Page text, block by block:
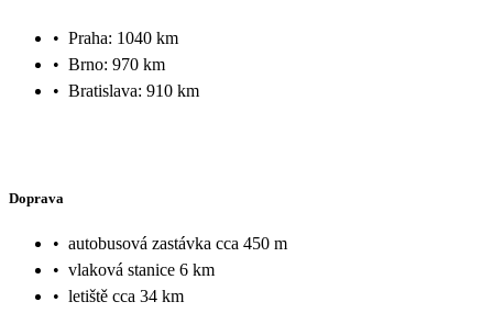
• Praha: 1040 km
• Brno: 970 km
• Bratislava: 910 km
Doprava
• autobusová zastávka cca 450 m
• vlaková stanice 6 km
• letiště cca 34 km